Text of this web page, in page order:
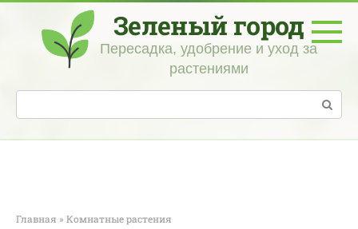
Перейти
контенту
Зеленый город
Пересадка, удобрение и уход за
растениями
Поиск:
Главная » Комнатные растения